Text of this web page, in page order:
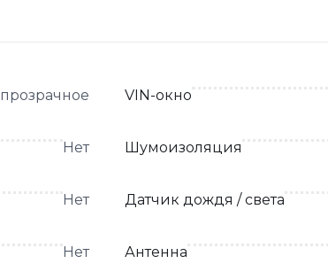
прозрачное VIN-окно
Нет Шумоизоляция
Нет Датчик дождя / света
Нет Антенна